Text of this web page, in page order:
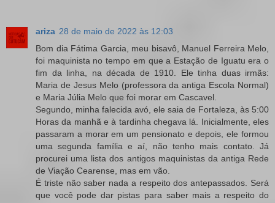
ariza 28 de maio de 2022 às 12:03
Bom dia Fátima Garcia, meu bisavô, Manuel Ferreira Melo,
foi maquinista no tempo em que a Estação de Iguatu era o
fim da linha, na década de 1910. Ele tinha duas irmãs:
Maria de Jesus Melo (professora da antiga Escola Normal)
e Maria Júlia Melo que foi morar em Cascavel.
Segundo, minha falecida avó, ele saia de Fortaleza, às 5:00
Horas da manhã e à tardinha chegava lá. Inicialmente, eles
passaram a morar em um pensionato e depois, ele formou
uma segunda família e aí, não tenho mais contato. Já
procurei uma lista dos antigos maquinistas da antiga Rede
de Viação Cearense, mas em vão.
É triste não saber nada a respeito dos antepassados. Será
que você pode dar pistas para saber mais a respeito do